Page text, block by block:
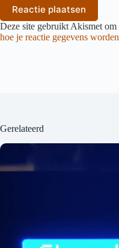
Reactie plaatsen
Deze site gebruikt Akismet om
hoe je reactie gegevens
Gerelateerd